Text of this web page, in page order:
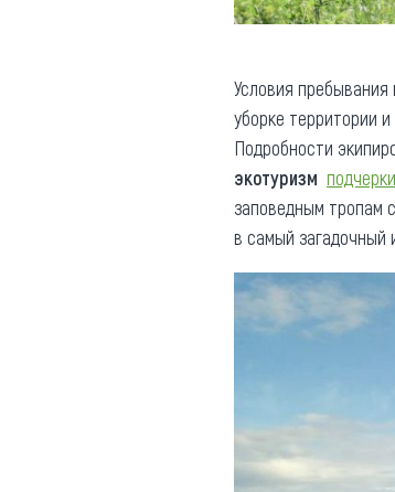
Условия
уборке территории
Подробности
экотуризм
заповедным тропам
в самый загадочный